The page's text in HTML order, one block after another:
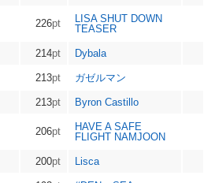
226pt
LISA SHUT DOWN
TEASER
214pt Dybala
213pt ガゼルマン
213pt Byron Castillo
206pt
HAVE A SAFE
FLIGHT NAMJOON
200pt Lisca